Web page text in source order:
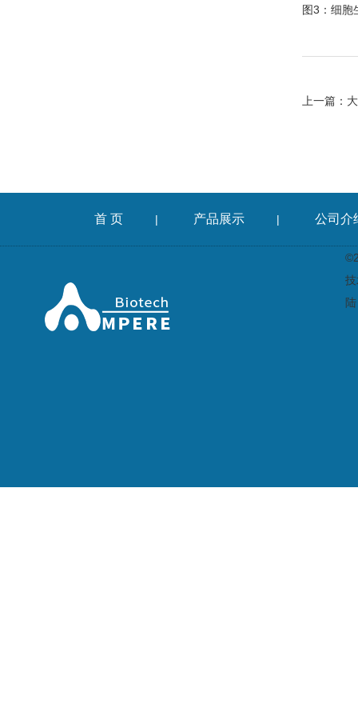
图3：细胞
上一篇：
首 页 | 产品展示 | 公司介
陆